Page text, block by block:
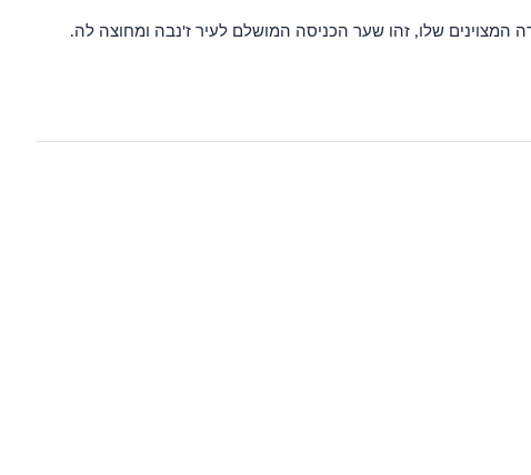
המצוינים שלו, זהו שער הכניסה המושלם לעיר ז'נבה ומחוצה לה.